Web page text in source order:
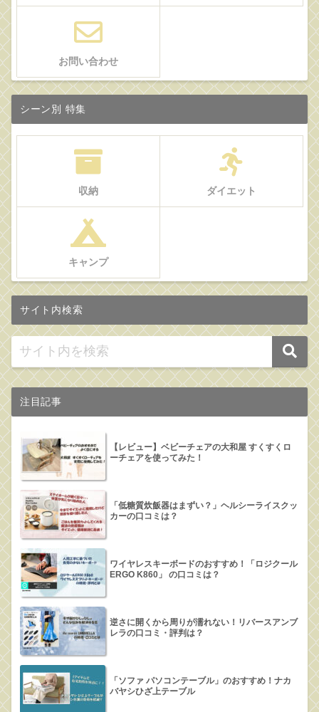
お問い合わせ
シーン別 特集
収納 ダイエット
キャンプ
サイト内検索
注目記事
【レビュー】ベビーチェアの大和屋 すくすくロ
ーチェアを使ってみた！
「低糖質炊飯器はまずい？」ヘルシーライスクッ
カーの口コミは？
ワイヤレスキーボードのおすすめ！「ロジクール
ERGO K860」 の口コミは？
逆さに開くから周りが濡れない！リバースアンブ
レラの口コミ・評判は？
「ソファ パソコンテーブル」のおすすめ！ナカ
バヤシひざ上テーブル